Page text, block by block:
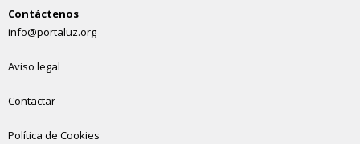
Contáctenos
info@portaluz.org
Aviso legal
Contactar
Política de Cookies